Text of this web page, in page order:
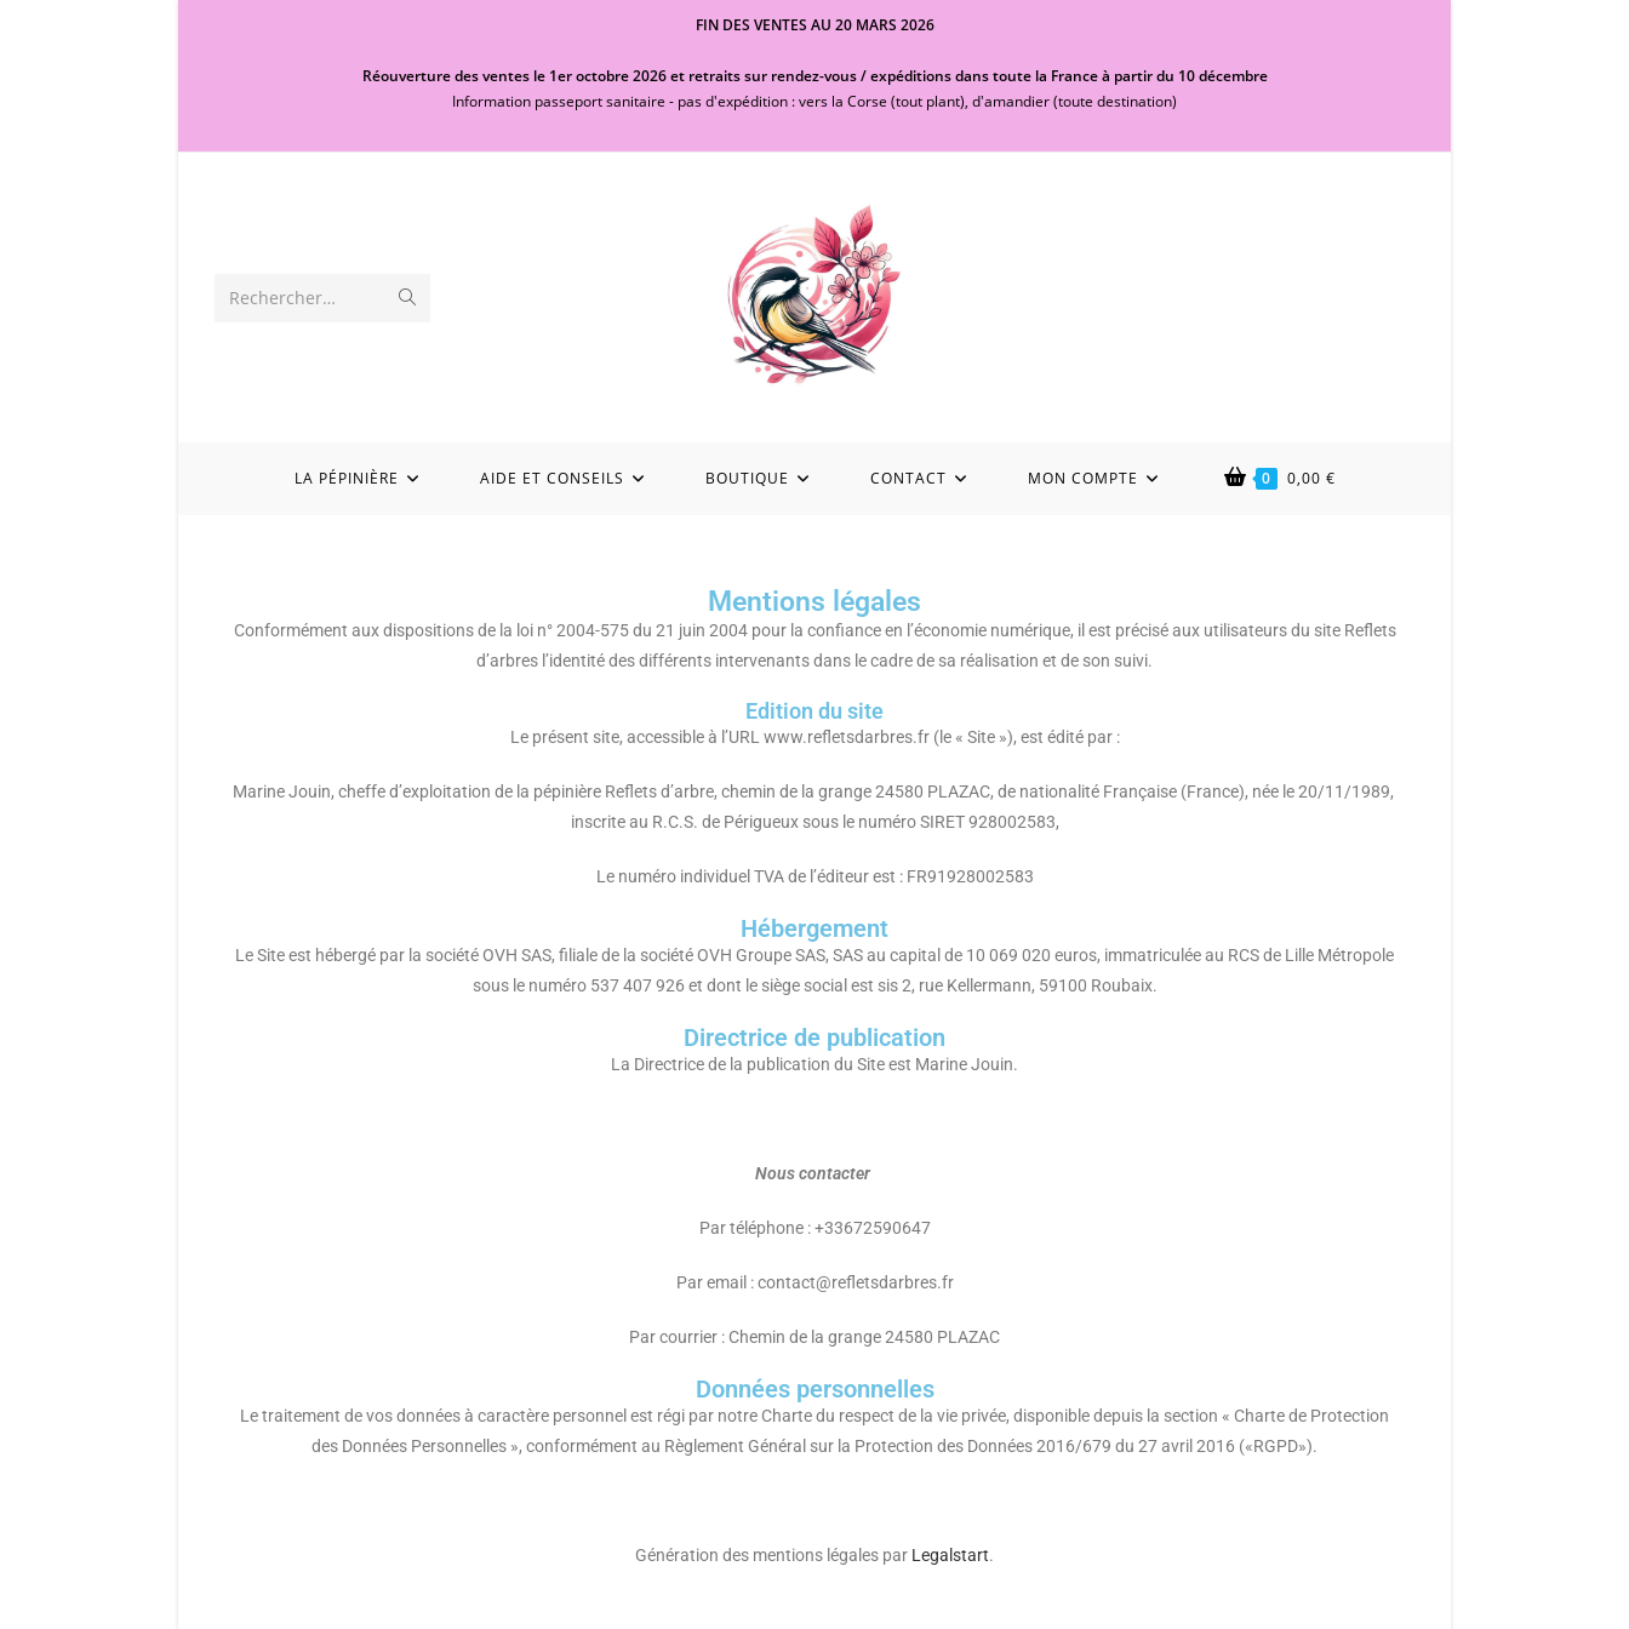
FIN DES VENTES AU 20 MARS 2026
Réouverture des ventes le 1er octobre 2026 et retraits sur rendez-vous / expéditions dans toute la France à partir du 10 décembre
Information passeport sanitaire - pas d'expédition : vers la Corse (tout plant), d'amandier (toute destination)
Rechercher…
LA PÉPINIÈRE AIDE ET CONSEILS BOUTIQUE CONTACT MON COMPTE 0 0,00 €
Mentions légales
Conformément aux dispositions de la loi n° 2004-575 du 21 juin 2004 pour la confiance en l’économie numérique, il est précisé aux utilisateurs du site Reflets
d’arbres l’identité des différents intervenants dans le cadre de sa réalisation et de son suivi.
Edition du site
Le présent site, accessible à l’URL www.refletsdarbres.fr (le « Site »), est édité par :
Marine Jouin, cheffe d’exploitation de la pépinière Reflets d’arbre, chemin de la grange 24580 PLAZAC, de nationalité Française (France), née le 20/11/1989,
inscrite au R.C.S. de Périgueux sous le numéro SIRET 928002583,
Le numéro individuel TVA de l’éditeur est : FR91928002583
Hébergement
Le Site est hébergé par la société OVH SAS, filiale de la société OVH Groupe SAS, SAS au capital de 10 069 020 euros, immatriculée au RCS de Lille Métropole
sous le numéro 537 407 926 et dont le siège social est sis 2, rue Kellermann, 59100 Roubaix.
Directrice de publication
La Directrice de la publication du Site est Marine Jouin.
Nous contacter
Par téléphone : +33672590647
Par email : contact@refletsdarbres.fr
Par courrier : Chemin de la grange 24580 PLAZAC
Données personnelles
Le traitement de vos données à caractère personnel est régi par notre Charte du respect de la vie privée, disponible depuis la section « Charte de Protection
des Données Personnelles », conformément au Règlement Général sur la Protection des Données 2016/679 du 27 avril 2016 («RGPD»).
Génération des mentions légales par Legalstart.